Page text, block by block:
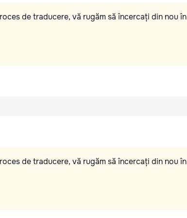
de traducere, vă rugăm să încercați din nou în
de traducere, vă rugăm să încercați din nou în